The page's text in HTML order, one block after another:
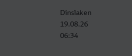
Dinslaken
19.08.26
06:34